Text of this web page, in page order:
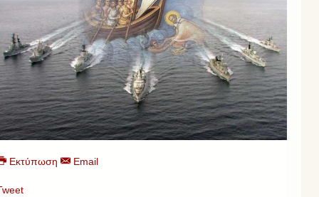
Εκτύπωση Email